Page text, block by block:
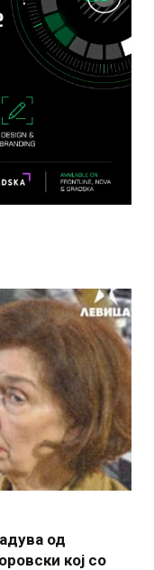
од
кој со